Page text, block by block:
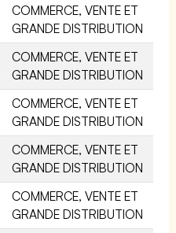
COMMERCE, VENTE ET
GRANDE DISTRIBUTION
COMMERCE, VENTE ET
GRANDE DISTRIBUTION
COMMERCE, VENTE ET
GRANDE DISTRIBUTION
COMMERCE, VENTE ET
GRANDE DISTRIBUTION
COMMERCE, VENTE ET
GRANDE DISTRIBUTION